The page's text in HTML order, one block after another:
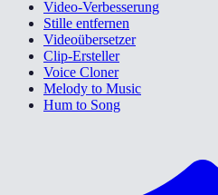
Video-Verbesserung
Stille entfernen
Videoübersetzer
Clip-Ersteller
Voice Cloner
Melody to Music
Hum to Song